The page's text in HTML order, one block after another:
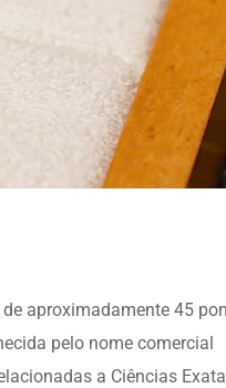
aproximadamente 45
pelo nome comercial
a Ciências